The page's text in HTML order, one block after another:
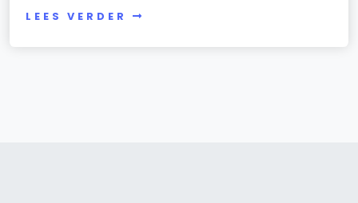
LEES VERDER